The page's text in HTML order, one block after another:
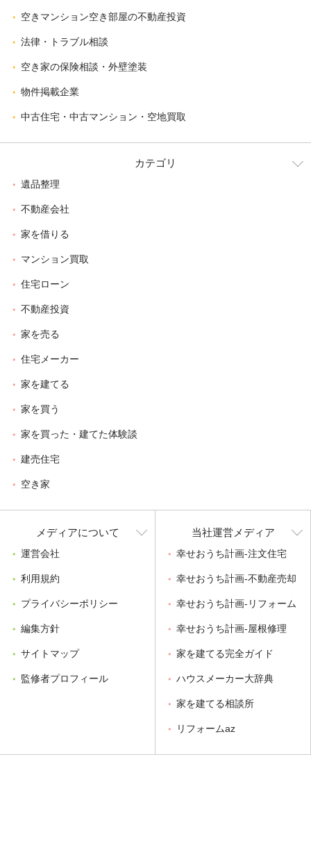
空きマンション空き部屋の不動産投資
法律・トラブル相談
空き家の保険相談・外壁塗装
物件掲載企業
中古住宅・中古マンション・空地買取
カテゴリ
遺品整理
不動産会社
家を借りる
マンション買取
住宅ローン
不動産投資
家を売る
住宅メーカー
家を建てる
家を買う
家を買った・建てた体験談
建売住宅
空き家
メディアについて
運営会社
利用規約
プライバシーポリシー
編集方針
サイトマップ
監修者プロフィール
当社運営メディア
幸せおうち計画-注文住宅
幸せおうち計画-不動産売却
幸せおうち計画-リフォーム
幸せおうち計画-屋根修理
家を建てる完全ガイド
ハウスメーカー大辞典
家を建てる相談所
リフォームaz